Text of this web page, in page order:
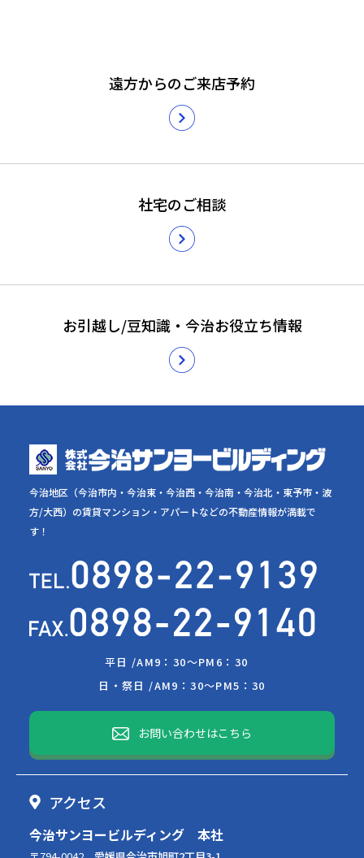
遠方からのご来店予約
社宅のご相談
お引越し/豆知識・今治お役立ち情報
今治地区（今治市内・今治東・今治西・今治南・今治北・東予市・波
方/大西）の賃貸マンション・アパートなどの不動産情報が満載で
す！
平日 /AM9：30～PM6：30
日・祭日 /AM9：30～PM5：30
お問い合わせはこちら
アクセス
今治サンヨービルディング 本社